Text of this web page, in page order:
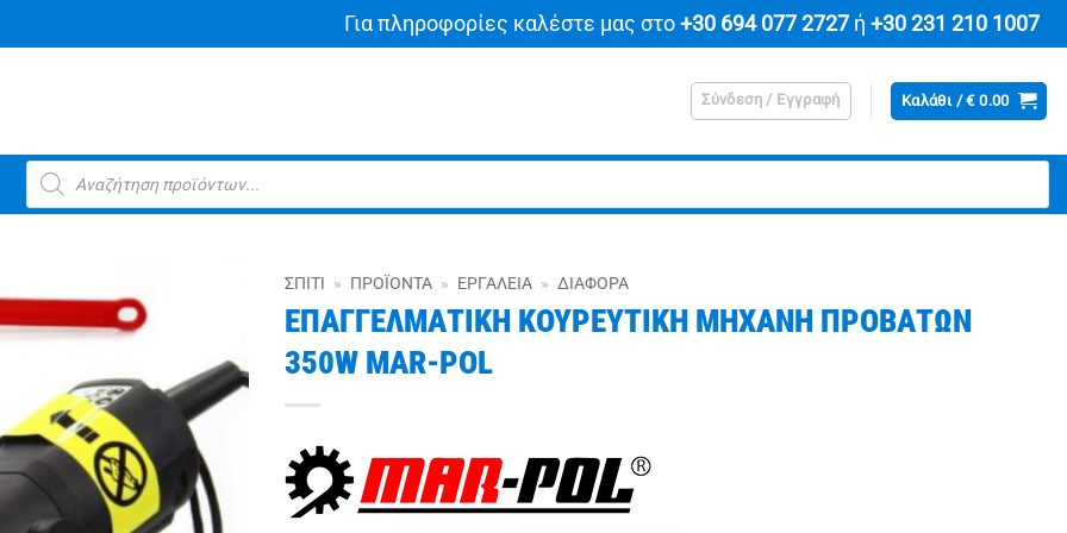
Για πληροφορίες καλέστε μας στο +30 694 077 2727ή +30 231 210 1007
Σύνδεση / Εγγραφή Καλάθι /€0.00
Products
search
ΣΠΊΤΙ » ΠΡΟΪΌΝΤΑ » ΕΡΓΑΛΕΊΑ » ΔΙΆΦΟΡΑ
ΕΠΑΓΓΕΛΜΑΤΙΚΗ ΚΟΥΡΕΥΤΙΚΗ ΜΗΧΑΝΗ ΠΡΟΒΑΤΩΝ
350W MAR-POL